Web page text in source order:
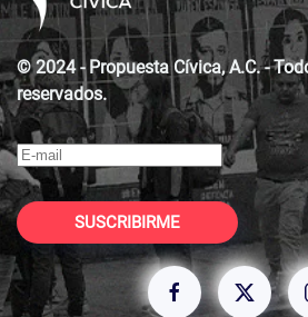
© 2024 - Propuesta Cívica, A.C. -
reservados.
SUSCRIBIRME